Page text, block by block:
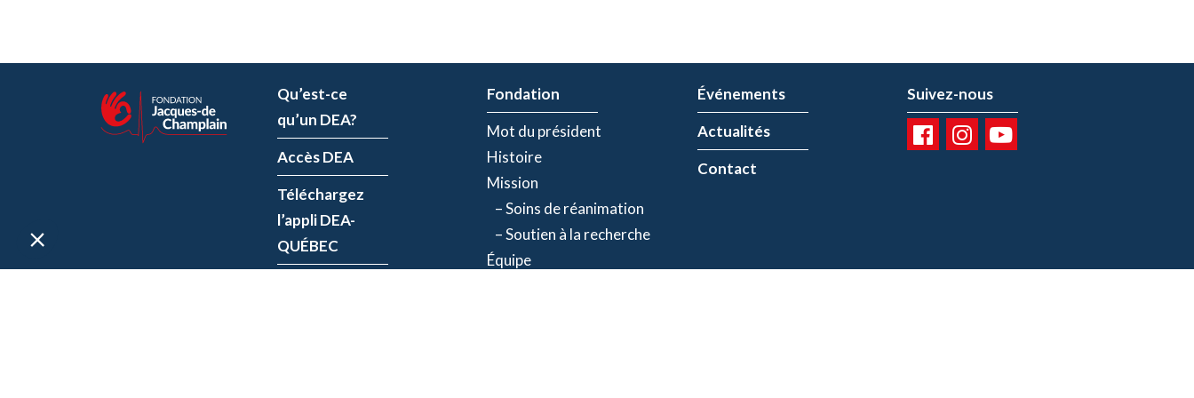
Qu’est-ce
qu’un DEA?
Accès DEA
Téléchargez
l’appli DEA-
QUÉBEC
Fondation
Mot du président
Histoire
Mission
– Soins de réanimation
– Soutien à la recherche
Équipe
Événements
Actualités
Contact
Suivez-nous